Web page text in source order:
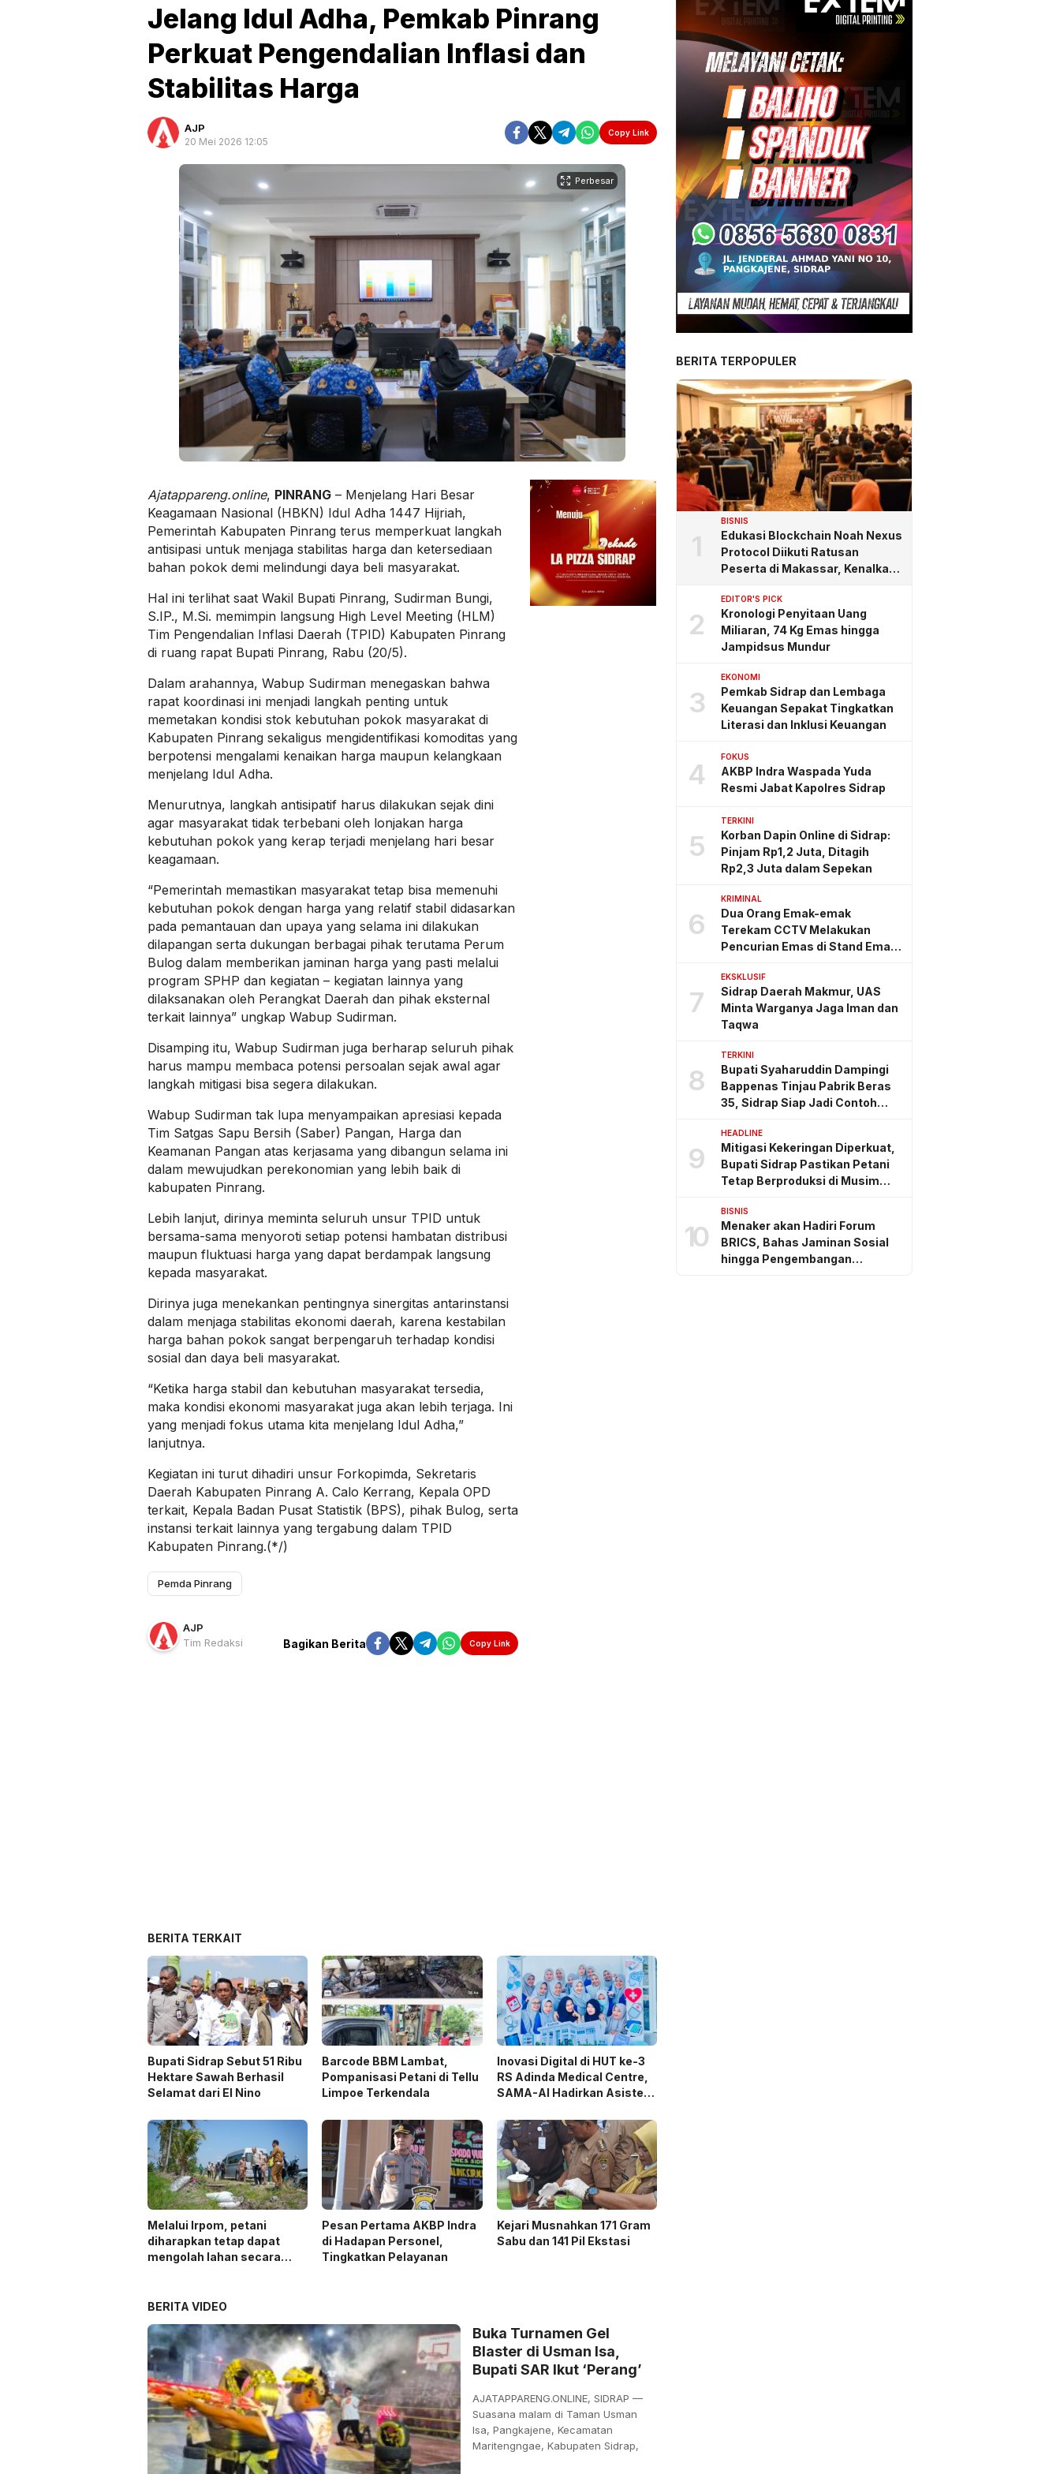
Jelang Idul Adha, Pemkab Pinrang
Perkuat Pengendalian Inflasi dan
Stabilitas Harga
AJP
20 Mei 2026 12:05
Copy Link
Perbesar
Ajatappareng.online, PINRANG – Menjelang Hari Besar
Keagamaan Nasional (HBKN) Idul Adha 1447 Hijriah,
Pemerintah Kabupaten Pinrang terus memperkuat langkah
antisipasi untuk menjaga stabilitas harga dan ketersediaan
bahan pokok demi melindungi daya beli masyarakat.
Hal ini terlihat saat Wakil Bupati Pinrang, Sudirman Bungi,
S.IP., M.Si. memimpin langsung High Level Meeting (HLM)
Tim Pengendalian Inflasi Daerah (TPID) Kabupaten Pinrang
di ruang rapat Bupati Pinrang, Rabu (20/5).
Dalam arahannya, Wabup Sudirman menegaskan bahwa
rapat koordinasi ini menjadi langkah penting untuk
memetakan kondisi stok kebutuhan pokok masyarakat di
Kabupaten Pinrang sekaligus mengidentifikasi komoditas yang
berpotensi mengalami kenaikan harga maupun kelangkaan
menjelang Idul Adha.
Menurutnya, langkah antisipatif harus dilakukan sejak dini
agar masyarakat tidak terbebani oleh lonjakan harga
kebutuhan pokok yang kerap terjadi menjelang hari besar
keagamaan.
“Pemerintah memastikan masyarakat tetap bisa memenuhi
kebutuhan pokok dengan harga yang relatif stabil didasarkan
pada pemantauan dan upaya yang selama ini dilakukan
dilapangan serta dukungan berbagai pihak terutama Perum
Bulog dalam memberikan jaminan harga yang pasti melalui
program SPHP dan kegiatan – kegiatan lainnya yang
dilaksanakan oleh Perangkat Daerah dan pihak eksternal
terkait lainnya” ungkap Wabup Sudirman.
Disamping itu, Wabup Sudirman juga berharap seluruh pihak
harus mampu membaca potensi persoalan sejak awal agar
langkah mitigasi bisa segera dilakukan.
Wabup Sudirman tak lupa menyampaikan apresiasi kepada
Tim Satgas Sapu Bersih (Saber) Pangan, Harga dan
Keamanan Pangan atas kerjasama yang dibangun selama ini
dalam mewujudkan perekonomian yang lebih baik di
kabupaten Pinrang.
Lebih lanjut, dirinya meminta seluruh unsur TPID untuk
bersama-sama menyoroti setiap potensi hambatan distribusi
maupun fluktuasi harga yang dapat berdampak langsung
kepada masyarakat.
Dirinya juga menekankan pentingnya sinergitas antarinstansi
dalam menjaga stabilitas ekonomi daerah, karena kestabilan
harga bahan pokok sangat berpengaruh terhadap kondisi
sosial dan daya beli masyarakat.
“Ketika harga stabil dan kebutuhan masyarakat tersedia,
maka kondisi ekonomi masyarakat juga akan lebih terjaga. Ini
yang menjadi fokus utama kita menjelang Idul Adha,”
lanjutnya.
Kegiatan ini turut dihadiri unsur Forkopimda, Sekretaris
Daerah Kabupaten Pinrang A. Calo Kerrang, Kepala OPD
terkait, Kepala Badan Pusat Statistik (BPS), pihak Bulog, serta
instansi terkait lainnya yang tergabung dalam TPID
Kabupaten Pinrang.(*/)
Pemda Pinrang
AJP
Tim Redaksi
Bagikan Berita Copy Link
BERITA TERKAIT
Bupati Sidrap Sebut 51 Ribu
Hektare Sawah Berhasil
Selamat dari El Nino
Barcode BBM Lambat,
Pompanisasi Petani di Tellu
Limpoe Terkendala
Inovasi Digital di HUT ke-3
RS Adinda Medical Centre,
SAMA-AI Hadirkan Asisten
Melalui Irpom, petani
diharapkan tetap dapat
mengolah lahan secara
Pesan Pertama AKBP Indra
di Hadapan Personel,
Tingkatkan Pelayanan
Kejari Musnahkan 171 Gram
Sabu dan 141 Pil Ekstasi
BERITA VIDEO
Buka Turnamen Gel
Blaster di Usman Isa,
Bupati SAR Ikut ‘Perang’
AJATAPPARENG.ONLINE, SIDRAP —
Suasana malam di Taman Usman
Isa, Pangkajene, Kecamatan
Maritengngae, Kabupaten Sidrap,
BERITA TERPOPULER
1
BISNIS
Edukasi Blockchain Noah Nexus
Protocol Diikuti Ratusan
Peserta di Makassar, Kenalkan
2
EDITOR'S PICK
Kronologi Penyitaan Uang
Miliaran, 74 Kg Emas hingga
Jampidsus Mundur
3
EKONOMI
Pemkab Sidrap dan Lembaga
Keuangan Sepakat Tingkatkan
Literasi dan Inklusi Keuangan
4
FOKUS
AKBP Indra Waspada Yuda
Resmi Jabat Kapolres Sidrap
5
TERKINI
Korban Dapin Online di Sidrap:
Pinjam Rp1,2 Juta, Ditagih
Rp2,3 Juta dalam Sepekan
6
KRIMINAL
Dua Orang Emak-emak
Terekam CCTV Melakukan
Pencurian Emas di Stand Emas
7
EKSKLUSIF
Sidrap Daerah Makmur, UAS
Minta Warganya Jaga Iman dan
Taqwa
8
TERKINI
Bupati Syaharuddin Dampingi
Bappenas Tinjau Pabrik Beras
35, Sidrap Siap Jadi Contoh
9
HEADLINE
Mitigasi Kekeringan Diperkuat,
Bupati Sidrap Pastikan Petani
Tetap Berproduksi di Musim
10
BISNIS
Menaker akan Hadiri Forum
BRICS, Bahas Jaminan Sosial
hingga Pengembangan